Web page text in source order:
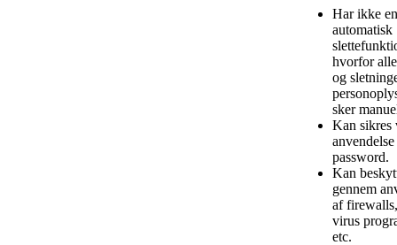
Har ikke en
automatisk
hvorfor
og
sker
Kan sikres
password.
Kan
gennem
af
virus
etc.